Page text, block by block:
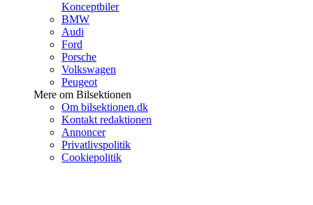
Konceptbiler
BMW
Audi
Ford
Porsche
Volkswagen
Peugeot
Mere om Bilsektionen
Om bilsektionen.dk
Kontakt redaktionen
Annoncer
Privatlivspolitik
Cookiepolitik